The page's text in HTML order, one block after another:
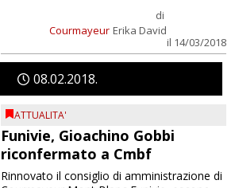
Courmayeur
di
Erika David
il 14/03/2018
0802 2018
ATTUALITA'
Funivie, Gioachino Gobbi
riconfermato a Cmbf
Rinnovato il consiglio di amministrazione di